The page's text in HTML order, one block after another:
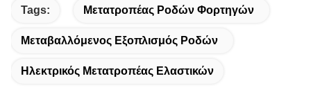
Tags: Μετατροπέας Ροδών Φορτηγών
Μεταβαλλόμενος Εξοπλισμός Ροδών
Ηλεκτρικός Μετατροπέας Ελαστικών